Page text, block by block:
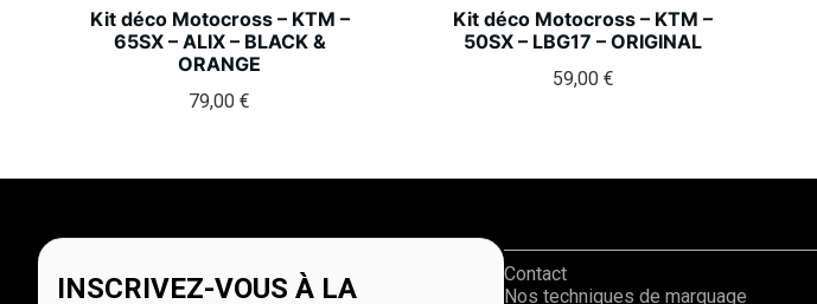
Kit déco Motocross – KTM –
65SX – ALIX – BLACK &
ORANGE
79,00€
Kit déco Motocross – KTM –
50SX – LBG17 – ORIGINAL
59,00 €
INSCRIVEZ-VOUS À LA
Contact
Nos techniques de marquage